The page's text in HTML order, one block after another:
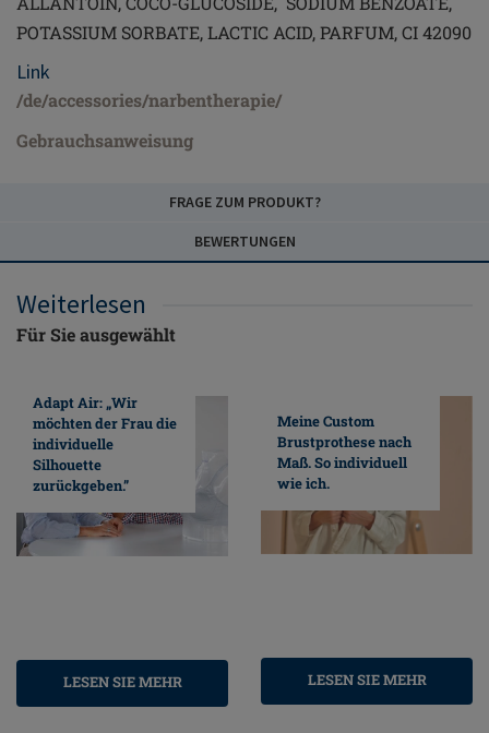
POTASSIUM SORBATE, LACTIC ACID, PARFUM, CI 42090
Link
/de/accessories/narbentherapie/
Gebrauchsanweisung
FRAGE ZUM PRODUKT?
BEWERTUNGEN
Weiterlesen
Für Sie ausgewählt
Adapt Air: „Wir
möchten der Frau die
individuelle
Silhouette
zurückgeben.”
LESEN SIE MEHR
Meine Custom
Brustprothese nach
Maß. So individuell
wie ich.
LESEN SIE MEHR